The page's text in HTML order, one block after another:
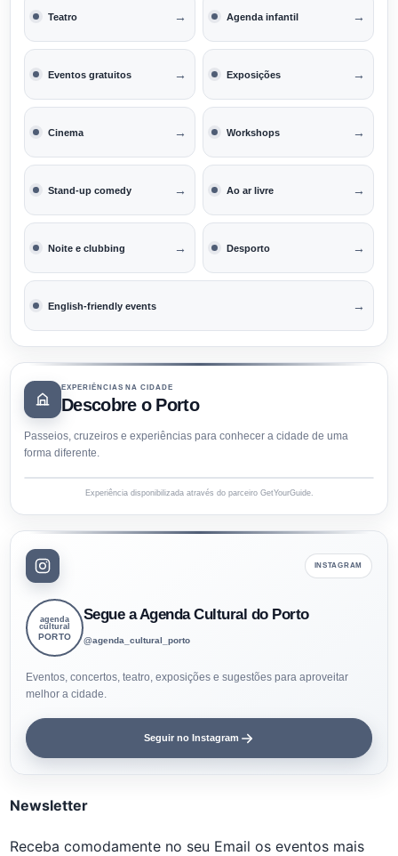
Teatro → Agenda infantil →
Eventos gratuitos → Exposições →
Cinema → Workshops →
Stand-up comedy → Ao ar livre →
Noite e clubbing → Desporto →
English-friendly events →
EXPERIÊNCIAS NA CIDADE
Descobre o Porto
Passeios, cruzeiros e experiências para conhecer a cidade de uma
forma diferente.
Experiência disponibilizada através do parceiro GetYourGuide.
INSTAGRAM
agenda
cultural
PORTO
Segue a Agenda Cultural do Porto
@agenda_cultural_porto
Eventos, concertos, teatro, exposições e sugestões para aproveitar
melhor a cidade.
Seguir no Instagram
Newsletter
Receba comodamente no seu Email os eventos mais